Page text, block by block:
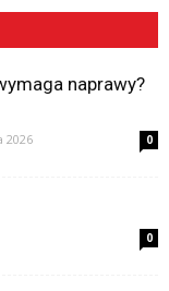
naprawy?
2026 0
0